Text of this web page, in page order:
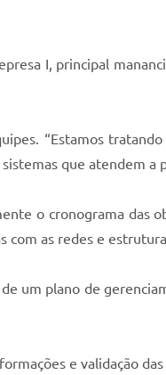
I, principal
“Estamos
que atendem a
o cronograma das
com as redes e
um plano de
e validação